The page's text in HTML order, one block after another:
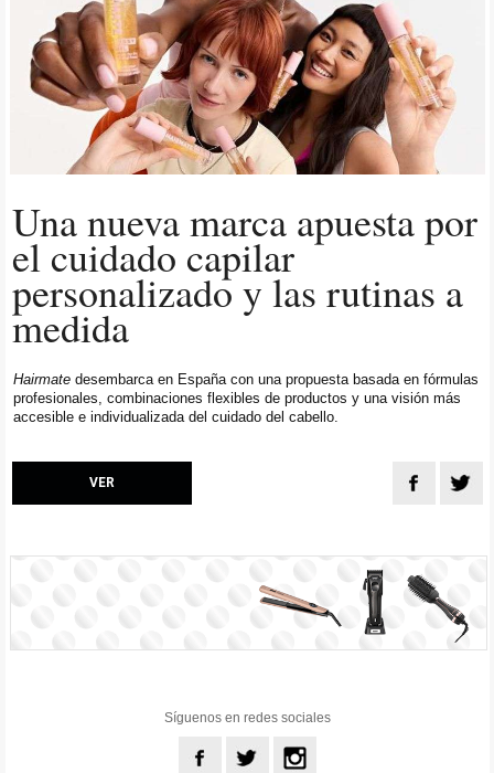
Una nueva marca apuesta por
el cuidado capilar
personalizado y las rutinas a
medida
Hairmatedesembarca en España con una propuesta basada en fórmulas
profesionales, combinaciones flexibles de productos y una visión más
accesible e individualizada del cuidado del cabello.
VER
Síguenos en redes sociales